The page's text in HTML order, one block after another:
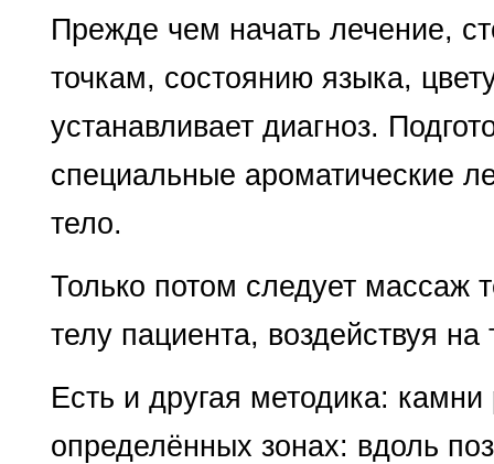
Прежде чем начать лечение,
точкам, состоянию языка,
устанавливает диагноз.
специальные ароматические
тело.
Только потом следует массаж
телу пациента, воздействуя
Есть и другая методика:
определённых зонах: вдоль